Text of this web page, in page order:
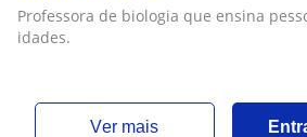
Professora de biologia que ensina
idades.
ver mais